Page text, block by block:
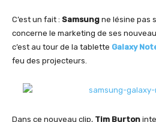
C’est un fait : Samsung ne lésine pas
concerne le marketing de ses
c’est au tour de la tablette Galaxy
feu des projecteurs.
Dans ce nouveau clip, Tim Burton